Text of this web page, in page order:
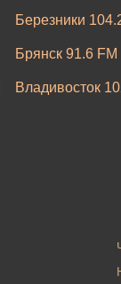
Березники
Брянск 91.6 FM
Владивосток